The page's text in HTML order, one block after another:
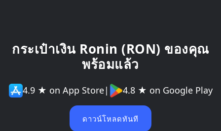
กระเป๋าเงิน Ronin (RON) ของคุณ
พร้อมแล้ว
4.9 ★ on App Store| 4.8 ★ on Google Play
ดาวน์โหลดทันที